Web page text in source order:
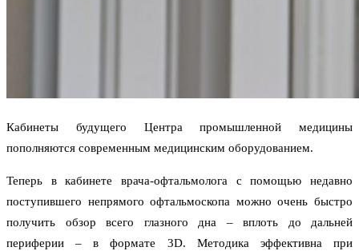
Кабинеты будущего Центра промышленной медицины
пополняются современным медицинским оборудованием.
Теперь в кабинете врача-офтальмолога с помощью недавно
поступившего непрямого офтальмоскопа можно очень быстро
получить обзор всего глазного дна – вплоть до дальней
периферии – в формате 3D. Методика эффективна при